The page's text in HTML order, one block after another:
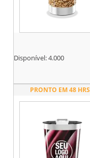
Disponível:4.000
PRONTO EM 48 HRS